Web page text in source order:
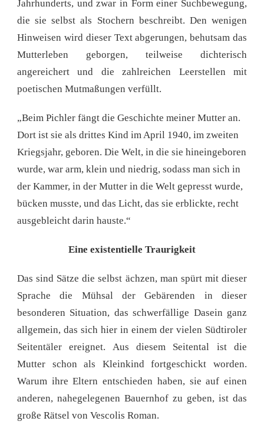
Jahrhunderts, und zwar in Form einer Suchbewegung,
die sie selbst als Stochern beschreibt. Den wenigen
Hinweisen wird dieser Text abgerungen, behutsam das
Mutterleben geborgen, teilweise dichterisch
angereichert und die zahlreichen Leerstellen mit
poetischen Mutmaßungen verfüllt.
„Beim Pichler fängt die Geschichte meiner Mutter an.
Dort ist sie als drittes Kind im April 1940, im zweiten
Kriegsjahr, geboren. Die Welt, in die sie hineingeboren
wurde, war arm, klein und niedrig, sodass man sich in
der Kammer, in der Mutter in die Welt gepresst wurde,
bücken musste, und das Licht, das sie erblickte, recht
ausgebleicht darin hauste.“
Eine existentielle Traurigkeit
Das sind Sätze die selbst ächzen, man spürt mit dieser
Sprache die Mühsal der Gebärenden in dieser
besonderen Situation, das schwerfällige Dasein ganz
allgemein, das sich hier in einem der vielen Südtiroler
Seitentäler ereignet. Aus diesem Seitental ist die
Mutter schon als Kleinkind fortgeschickt worden.
Warum ihre Eltern entschieden haben, sie auf einen
anderen, nahegelegenen Bauernhof zu geben, ist das
große Rätsel von Vescolis Roman.